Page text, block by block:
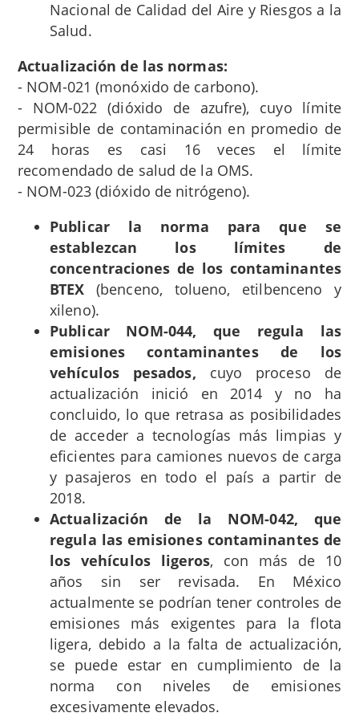
Nacional de Calidad del Aire y Riesgos a la
Salud.
Actualización de las normas:
- NOM-021 (monóxido de carbono).
- NOM-022 (dióxido de azufre), cuyo límite
permisible de contaminación en promedio de
24 horas es casi 16 veces el límite
recomendado de salud de la OMS.
- NOM-023 (dióxido de nitrógeno).
Publicar la norma para que se
establezcan los límites de
concentraciones de los contaminantes
BTEX (benceno, tolueno, etilbenceno y
xileno).
Publicar NOM-044, que regula las
emisiones contaminantes de los
vehículos pesados, cuyo proceso de
actualización inició en 2014 y no ha
concluido, lo que retrasa as posibilidades
de acceder a tecnologías más limpias y
eficientes para camiones nuevos de carga
y pasajeros en todo el país a partir de
2018.
Actualización de la NOM-042, que
regula las emisiones contaminantes de
los vehículos ligeros, con más de 10
años sin ser revisada. En México
actualmente se podrían tener controles de
emisiones más exigentes para la flota
ligera, debido a la falta de actualización,
se puede estar en cumplimiento de la
norma con niveles de emisiones
excesivamente elevados.